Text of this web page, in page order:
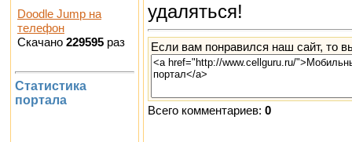
Doodle Jump на
телефон
Скачано 229595 раз
Статистика
портала
удаляться!
Если вам понравился наш сайт, то
Всего комментариев: 0